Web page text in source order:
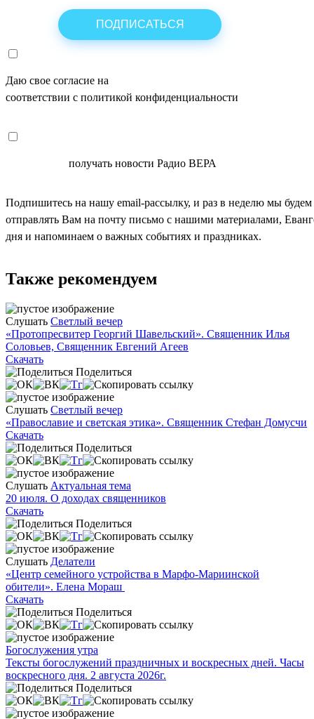
Даю свое согласие на
соответствии с политикой конфиденциальности
получать новости Радио ВЕРА
Подпишитесь на нашу email-рассылку, и раз в неделю мы будем
отправлять Вам на почту письмо с нашими материалами,
дня и напоминаем о важных событиях и праздниках.
Также рекомендуем
Слушать Светлый вечер
«Протопресвитер Георгий Шавельский». Священник Илья
Соловьев, Священник Евгений Агеев
Скачать
Поделиться
Слушать Светлый вечер
«Православие и светская этика». Священник Стефан Домусчи
Скачать
Поделиться
Слушать Актуальная тема
20 июля. О доходах священников
Скачать
Поделиться
Слушать Делатели
«Центр семейного устройства в Марфо-Мариинской
обители». Елена Мораш
Скачать
Поделиться
Богослужения утра
Тексты богослужений праздничных и воскресных дней. Часы
воскресного дня. 2 августа 2026г.
Поделиться